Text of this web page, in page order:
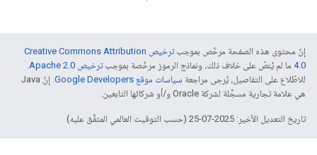
إنّ محتوى هذه الصفحة مرخّص بموجب
ترخيص Creative Commons Attribution
4.0‏ ما لم يُنصّ على خلاف ذلك، ونماذج الرموز مرخّصة بموجبترخيص Apache 2.0‏
.
للاطّلاع على التفاصيل، يُرجى مراجعة سياسات موقع Google Developers‏
. إنّ Java
هي علامة تجارية مسجَّلة لشركة Oracle و/أو شركائها التابعين.
تاريخ التعديل الأخير: 2025-07-25 (حسب التوقيت العالمي المتفَّق عليه)